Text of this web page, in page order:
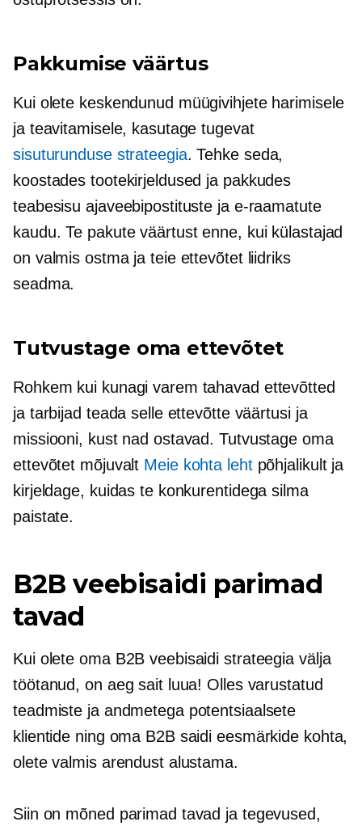
Pakkumise väärtus
Kui olete keskendunud müügivihjete harimisele
ja teavitamisele, kasutage tugevat
sisuturunduse strateegia. Tehke seda,
koostades tootekirjeldused ja pakkudes
teabesisu ajaveebipostituste ja e-raamatute
kaudu. Te pakute väärtust enne, kui külastajad
on valmis ostma ja teie ettevõtet liidriks
seadma.
Tutvustage oma ettevõtet
Rohkem kui kunagi varem tahavad ettevõtted
ja tarbijad teada selle ettevõtte väärtusi ja
missiooni, kust nad ostavad. Tutvustage oma
ettevõtet mõjuvalt Meie kohta leht põhjalikult ja
kirjeldage, kuidas te konkurentidega silma
paistate.
B2B veebisaidi parimad
tavad
Kui olete oma B2B veebisaidi strateegia välja
töötanud, on aeg sait luua! Olles varustatud
teadmiste ja andmetega potentsiaalsete
klientide ning oma B2B saidi eesmärkide kohta,
olete valmis arendust alustama.
Siin on mõned parimad tavad ja tegevused,